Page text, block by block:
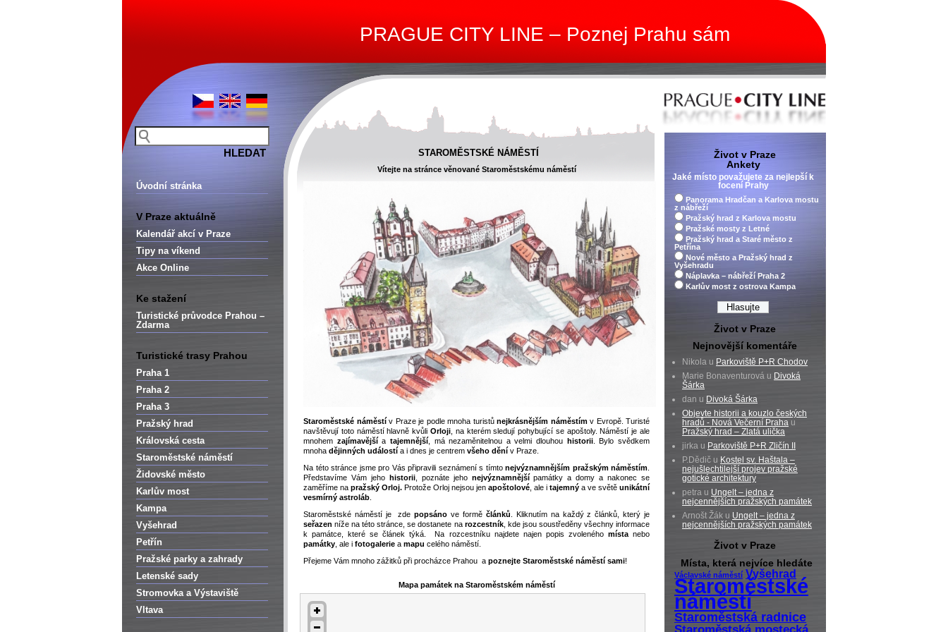
PRAGUE CITY LINE – Poznej Prahu sám
Úvodní stránka
V Praze aktuálně
Kalendář akcí v Praze
Tipy na víkend
Akce Online
Ke stažení
Turistické průvodce Prahou –
Zdarma
Turistické trasy Prahou
Praha 1
Praha 2
Praha 3
Pražský hrad
Královská cesta
Staroměstské náměstí
Židovské město
Karlův most
Kampa
Vyšehrad
Petřín
Pražské parky a zahrady
Letenské sady
Stromovka a Výstaviště
Vltava
STAROMĚSTSKÉ NÁMĚSTÍ
Vítejte na stránce věnované Staroměstskému náměstí
Staroměstské náměstív Praze je podle mnoha turistů nejkrásnějším náměstímv Evropě. Turisté
navštěvují toto náměstí hlavně kvůli Orloji, na kterém sledují pohybující se apoštoly. Náměstí je ale
mnohem zajímavějšía tajemnější, má nezaměnitelnou a velmi dlouhou historii. Bylo svědkem
mnoha dějinných událostí a i dnes je centrem všeho dění v Praze.
Na této stránce jsme pro Vás připravili seznámení s tímtonejvýznamnějším pražským náměstím
Představíme Vám jeho historii, poznáte jehonejvýznamnějšípamátky a domy a nakonec se
zaměříme na pražský Orloj. Protože Orloj nejsou jen apoštolové , ale i tajemný a ve světě unikátní
vesmírný astroláb
Staroměstské náměstí je zdepopsáno ve formě článků . Kliknutím na každý z článků, který je
seřazen níže na této stránce, se dostanete na rozcestník, kde jsou soustředěny všechny informace
k památce, které se článek týká. Na rozcestníku najdete najen popis zvoleného místanebo
památky , ale i fotogalerie a mapu celého náměstí.
Přejeme Vám mnoho zážitků při procházce Prahou a poznejte Staroměstské náměstí sami!
Mapa památek na Staroměstském náměstí
Život v Praze
Ankety
Jaké místo považujete za nejlepší k
focení Prahy
Panorama Hradčan a Karlova mostu
z nábřeží
Pražský hrad z Karlova mostu
Pražské mosty z Letné
Pražský hrad a Staré město z
Petřína
Nové město a Pražský hrad z
Vyšehradu
Náplavka – nábřeží Praha 2
Karlův most z ostrova Kampa
Život v Praze
Nejnovější komentáře
Nikola u Parkoviště P+R Chodov
Marie Bonaventurová u Divoká
Šárka
dan u Divoká Šárka
Objevte historii a kouzlo českých
hradů - Nová Večerní Praha u
Pražský hrad – Zlatá ulička
jirka u Parkoviště P+R Zličín II
P.Dědič u Kostel sv. Haštala –
nejušlechtilejší projev pražské
gotické architektury
petra u Ungelt – jedna z
nejcennějších pražských památek
Arnošt Žák u Ungelt – jedna z
nejcennějších pražských památek
Život v Praze
Místa, která nejvíce hledáte
Václavské náměstí Vyšehrad
Staroměstské
náměstí
Staroměstská radnice